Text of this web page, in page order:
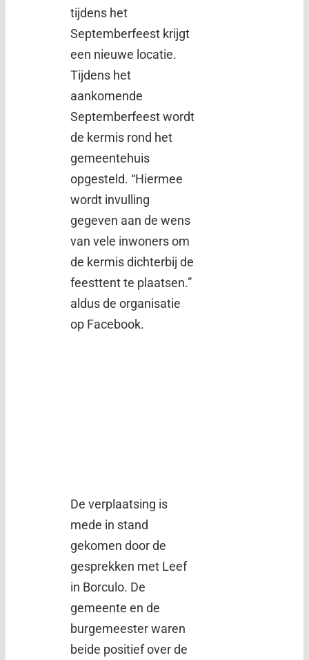
tijdens het
Septemberfeest krijgt
een nieuwe locatie.
Tijdens het
aankomende
Septemberfeest wordt
de kermis rond het
gemeentehuis
opgesteld. “Hiermee
wordt invulling
gegeven aan de wens
van vele inwoners om
de kermis dichterbij de
feesttent te plaatsen.”
aldus de organisatie
op Facebook.
De verplaatsing is
mede in stand
gekomen door de
gesprekken met Leef
in Borculo. De
gemeente en de
burgemeester waren
beide positief over de